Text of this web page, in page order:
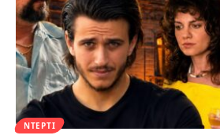
ΝΤΈΡΤΙ